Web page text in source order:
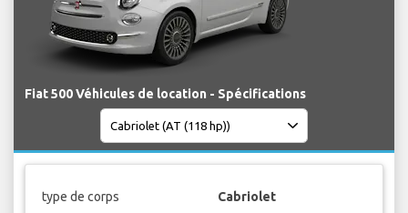
Fiat 500 Véhicules de location - Spécifications
type de corps Cabriolet